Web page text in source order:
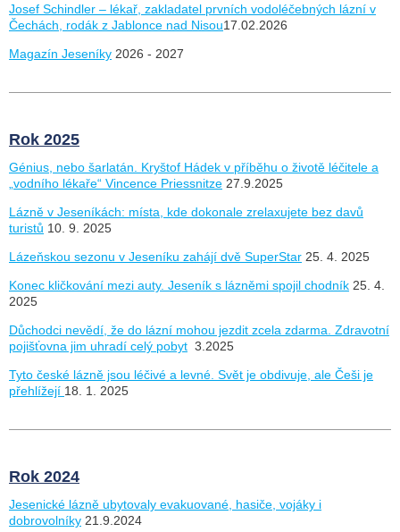
Josef Schindler – lékař, zakladatel prvních vodoléčebných lázní v
Čechách, rodák z Jablonce nad Nisou17.02.2026
Magazín Jeseníky 2026 - 2027
Rok 2025
Génius, nebo šarlatán. Kryštof Hádek v příběhu o životě léčitele a
„vodního lékaře“ Vincence Priessnitze 27.9.2025
Lázně v Jeseníkách: místa, kde dokonale zrelaxujete bez davů
turistů 10. 9. 2025
Lázeňskou sezonu v Jeseníku zahájí dvě SuperStar 25. 4. 2025
Konec kličkování mezi auty. Jeseník s lázněmi spojil chodník 25. 4.
2025
Důchodci nevědí, že do lázní mohou jezdit zcela zdarma. Zdravotní
pojišťovna jim uhradí celý pobyt 3.2025
Tyto české lázně jsou léčivé a levné. Svět je obdivuje, ale Češi je
přehlížejí 18. 1. 2025
Rok 2024
Jesenické lázně ubytovaly evakuované, hasiče, vojáky i
dobrovolníky 21.9.2024